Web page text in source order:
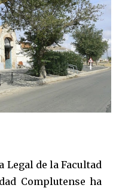
Legal de la Facultad
Complutense ha